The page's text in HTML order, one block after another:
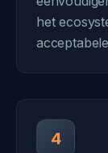
het
4